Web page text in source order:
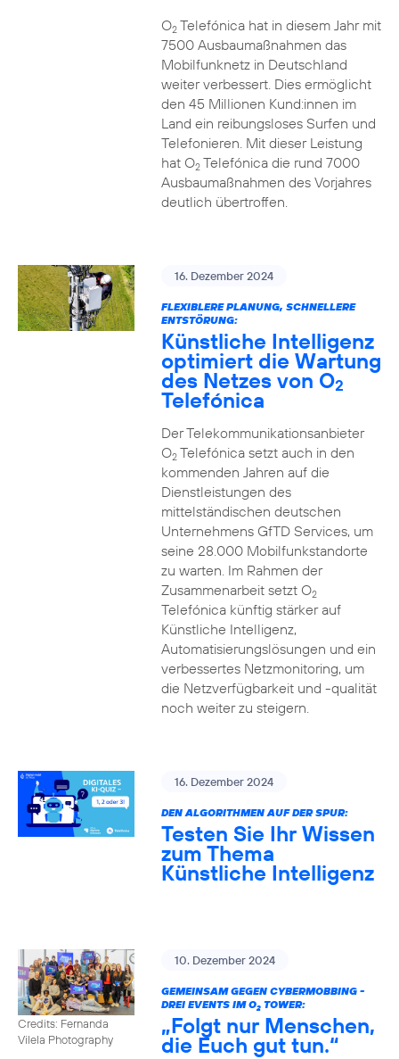
O2Telefónica hat in diesem Jahr mit
7500 Ausbaumaßnahmen das
Mobilfunknetz in Deutschland
weiter verbessert. Dies ermöglicht
den 45 Millionen Kund:innen im
Land ein reibungsloses Surfen und
Telefonieren. Mit dieser Leistung
hat O2Telefónica die rund 7000
Ausbaumaßnahmen des Vorjahres
deutlich übertroffen.
16. Dezember 2024
FLEXIBLERE PLANUNG, SCHNELLERE
ENTSTÖRUNG:
Künstliche Intelligenz
optimiert die Wartung
des Netzes von O2
Telefónica
Der Telekommunikationsanbieter
O2Telefónica setzt auch in den
kommenden Jahren auf die
Dienstleistungen des
mittelständischen deutschen
Unternehmens GfTD Services, um
seine 28.000 Mobilfunkstandorte
zu warten. Im Rahmen der
Zusammenarbeit setzt O2
Telefónica künftig stärker auf
Künstliche Intelligenz,
Automatisierungslösungen und ein
verbessertes Netzmonitoring, um
die Netzverfügbarkeit und -qualität
noch weiter zu steigern.
16. Dezember 2024
DEN ALGORITHMEN AUF DER SPUR:
Testen Sie Ihr Wissen
zum Thema
Künstliche Intelligenz
Credits: Fernanda
Vilela Photography
10. Dezember 2024
GEMEINSAM GEGEN CYBERMOBBING -
DREI EVENTS IM O2TOWER:
„Folgt nur Menschen,
die Euch gut tun.“